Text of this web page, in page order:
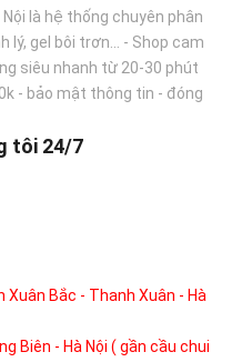
là hệ thống chuyên phân
lý, gel bôi trơn... - Shop cam
siêu nhanh từ 20-30 phút
- bảo mật thông tin - đóng
tôi 24/7
Xuân Bắc - Thanh Xuân - Hà
Biên - Hà Nội ( gần cầu chui